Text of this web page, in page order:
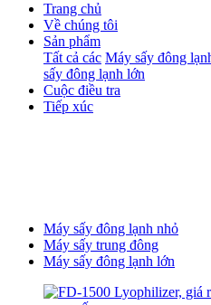
Trang chủ
Về chúng tôi
Sản phẩm
Tất cả các Máy sấy đông
sấy đông lạnh lớn
Cuộc điều tra
Tiếp xúc
Máy sấy đông lạnh nhỏ
Máy sấy trung đông
Máy sấy đông lạnh lớn